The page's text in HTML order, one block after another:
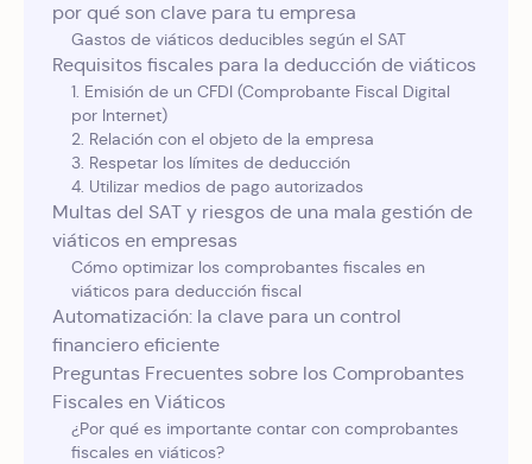
por qué son clave para tu empresa
Gastos de viáticos deducibles según el SAT
Requisitos fiscales para la deducción de viáticos
1. Emisión de un CFDI (Comprobante Fiscal Digital
por Internet)
2. Relación con el objeto de la empresa
3. Respetar los límites de deducción
4. Utilizar medios de pago autorizados
Multas del SAT y riesgos de una mala gestión de
viáticos en empresas
Cómo optimizar los comprobantes fiscales en
viáticos para deducción fiscal
Automatización: la clave para un control
financiero eficiente
Preguntas Frecuentes sobre los Comprobantes
Fiscales en Viáticos
¿Por qué es importante contar con comprobantes
fiscales en viáticos?